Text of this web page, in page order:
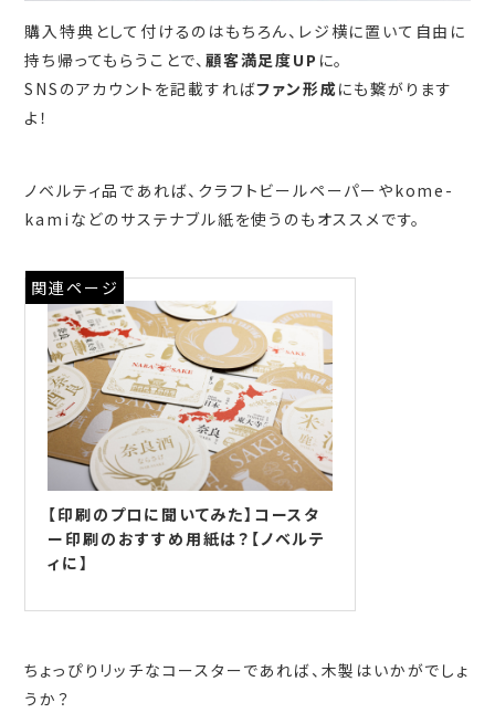
購入特典として付けるのはもちろん、レジ横に置いて自由に
持ち帰ってもらうことで、顧客満足度UP に。
SNSのアカウントを記載すればファン形成にも繋がります
よ！
ノベルティ品であれば、クラフトビールペーパーやkome-
kamiなどのサステナブル紙を使うのもオススメです。
関連ページ
【印刷のプロに聞いてみた】コースタ
ー印刷のおすすめ用紙は？【ノベルテ
ィに】
ちょっぴりリッチなコースターであれば、木製はいかがでしょ
うか？